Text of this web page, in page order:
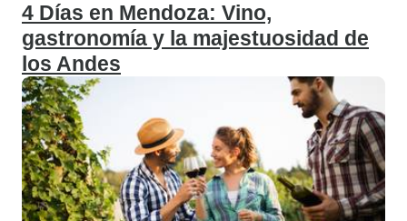
4 Días en Mendoza: Vino,
gastronomía y la majestuosidad de
los Andes